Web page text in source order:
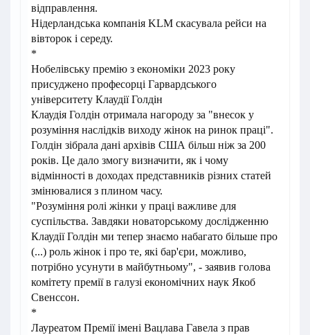
відправлення.
Нідерландська компанія KLM скасувала рейси на
вівторок і середу.
*
Нобелівську премію з економіки 2023 року
присуджено професорці Гарвардського
університету Клаудії Голдін
Клаудія Голдін отримала нагороду за "внесок у
розуміння наслідків виходу жінок на ринок праці".
Голдін зібрала дані архівів США більш ніж за 200
років. Це дало змогу визначити, як і чому
відмінності в доходах представників різних статей
змінювалися з плином часу.
"Розуміння ролі жінки у праці важливе для
суспільства. Завдяки новаторському дослідженню
Клаудії Голдін ми тепер знаємо набагато більше про
(...) роль жінок і про те, які бар'єри, можливо,
потрібно усунути в майбутньому", - заявив голова
комітету премії в галузі економічних наук Якоб
Свенссон.
*
Лауреатом Премії імені Вацлава Гавела з прав